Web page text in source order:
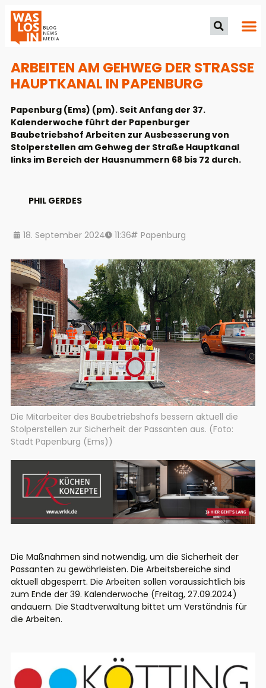
ARBEITEN AM GEHWEG DER STRASSE H
AUPTKANAL IN PAPENBURG
Papenburg (Ems) (pm). Seit Anfang der 37.
Kalenderwoche führt der Papenburger
Baubetriebshof Arbeiten zur Ausbesserung von
Stolperstellen am Gehweg der Straße Hauptkanal
links im Bereich der Hausnummern 68 bis 72 durch.
PHIL GERDES
18. September 2024 11:36 Papenburg
Die Mitarbeiter des Baubetriebshofs bessern aktuell die
Stolperstellen zur Sicherheit der Passanten aus. (Foto:
Stadt Papenburg (Ems))
Die Maßnahmen sind notwendig, um die Sicherheit der
Passanten zu gewährleisten. Die Arbeitsbereiche sind
aktuell abgesperrt. Die Arbeiten sollen voraussichtlich bis
zum Ende der 39. Kalenderwoche (Freitag, 27.09.2024)
andauern. Die Stadtverwaltung bittet um Verständnis für
die Arbeiten.